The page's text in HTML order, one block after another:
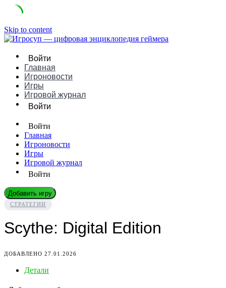
Skip to content
Войти
Главная
Игроновости
Игры
Игровой журнал
Войти
Войти
Главная
Игроновости
Игры
Игровой журнал
Войти
Добавить игру
СТРАТЕГИИ
Scythe: Digital Edition
ДОБАВЛЕНО 27.01.2026
Детали